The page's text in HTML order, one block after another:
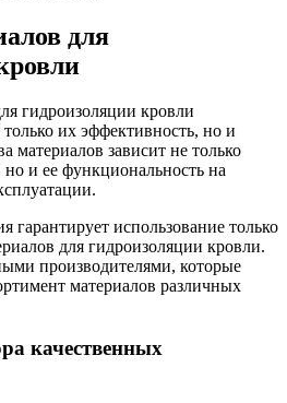
для
гидроизоляции кровли
их эффективность, но и
материалов зависит не только
но и ее функциональность на
гарантирует использование только
для гидроизоляции кровли.
производителями, которые
материалов различных
качественных